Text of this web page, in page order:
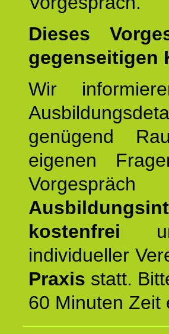
Dieses
gegenseitigen
Wir
genügend
eigenen
kostenfrei
individueller
Praxis statt.
60 Minuten Zeit